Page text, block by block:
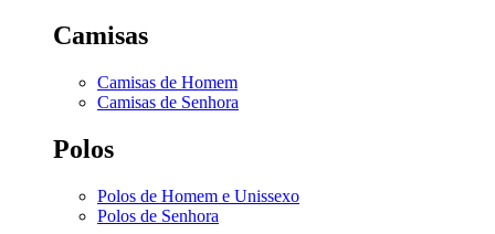
Camisas
Camisas de Homem
Camisas de Senhora
Polos
Polos de Homem e Unissexo
Polos de Senhora